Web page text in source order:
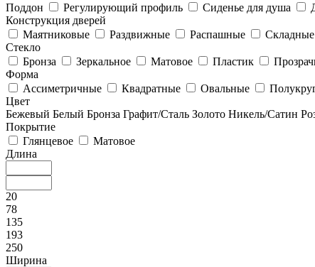
Поддон
Регулирующий профиль Сиденье для душа
Конструкция дверей
Маятниковые
Раздвижные Распашные Складные
Стекло
Бронза
Зеркальное Матовое Пластик
Форма
Ассиметричные
Квадратные Овальные
Цвет
Бежевый Белый Бронза Графит/Сталь Золото Никель/Сатин
Покрытие
Глянцевое
Матовое
Длина
20
78
135
193
250
Ширина